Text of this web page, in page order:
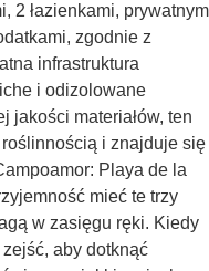
2 łazienkami, prywatnym
zgodnie z
infrastruktura
i odizolowane
jakości materiałów, ten
i znajduje się
Playa de la
mieć te trzy
w zasięgu ręki. Kiedy
aby dotknąć